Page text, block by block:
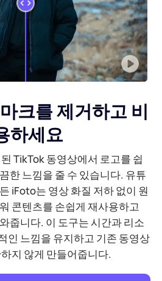
크를 제거하고 비
하세요
TikTok 동영상에서 로고를 쉽
한 느낌을 줄 수 있습니다. 유튜
iFoto는 영상 화질 저하 없이 원
콘텐츠를 손쉽게 재사용하고
줍니다. 이 도구는 시간과 리소
인 느낌을 유지하고 기존 동영상
지 않게 만들어줍니다.